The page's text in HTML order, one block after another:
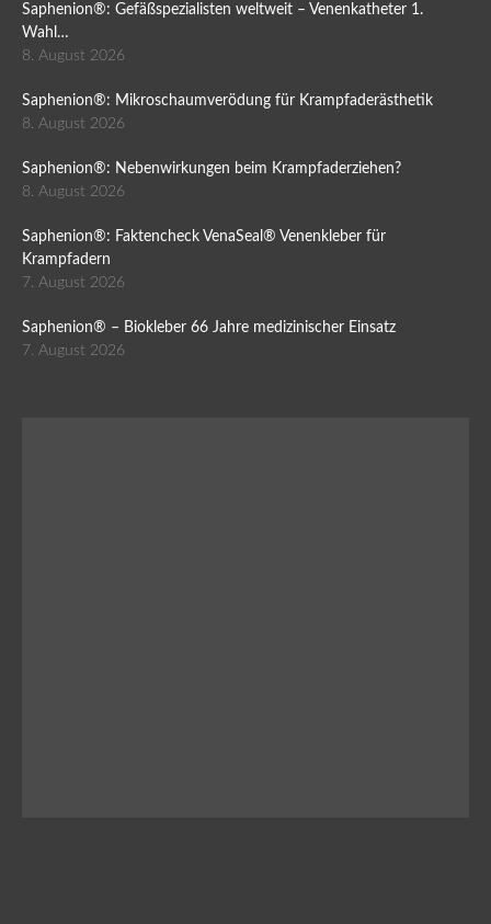
Saphenion®: Gefäßspezialisten weltweit – Venenkatheter 1.
Wahl…
8. August 2026
Saphenion®: Mikroschaumverödung für Krampfaderästhetik
8. August 2026
Saphenion®: Nebenwirkungen beim Krampfaderziehen?
8. August 2026
Saphenion®: Faktencheck VenaSeal® Venenkleber für
Krampfadern
7. August 2026
Saphenion® – Biokleber 66 Jahre medizinischer Einsatz
7. August 2026